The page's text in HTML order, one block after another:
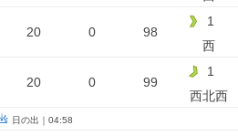
20 0 98
1
西
20 0 99
1
西北西
日の出｜04:58